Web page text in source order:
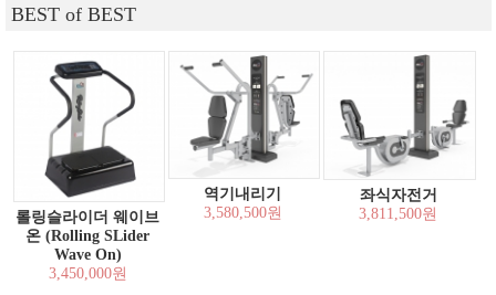
BEST of BEST
롤링슬라이더 웨이브
온 (Rolling SLider
Wave On)
3,450,000원
역기내리기
3,580,500원
좌식자전거
3,811,500원